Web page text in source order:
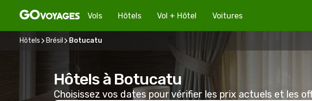
Vols Hôtels Vol + Hôtel Voitures
Hôtels Brésil Botucatu
Hôtels à Botucatu
Choisissez vos dates pour vérifier les prix actuels et les